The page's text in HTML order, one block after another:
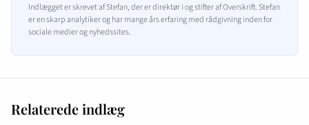
Indlægget er skrevet af Stefan, der er direktør i og stifter af Overskrift. Stefan
er en skarp analytiker og har mange års erfaring med rådgivning inden for
sociale medier og nyhedssites.
Relaterede indlæg